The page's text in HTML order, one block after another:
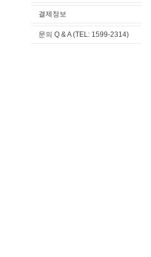
결제정보
문의 Q & A (TEL: 1599-2314)